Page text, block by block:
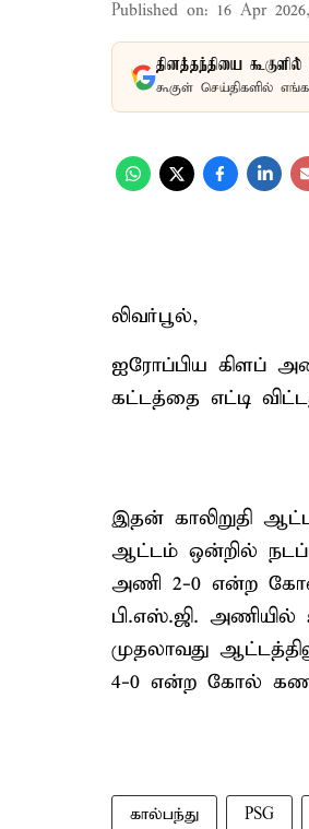
Published on: 16 Apr
தினத்தந்தியை
கூகுள் செய்திகளில்
லிவர்பூல்,
ஐரோப்பிய கிளப்
கட்டத்தை எட்டி
இதன் காலிறுதி
ஆட்டம் ஒன்றில்
அணி 2-0 என்ற கோல்
பி.எஸ்.ஜி.
முதலாவது
4-0 என்ற கோல்
கால்பந்து PSG